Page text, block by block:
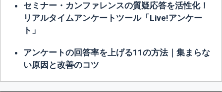
セミナー・カンファレンスの質疑応答を活性化！
リアルタイムアンケートツール「Live!アンケー
ト」
アンケートの回答率を上げる11の方法｜集まらな
い原因と改善のコツ